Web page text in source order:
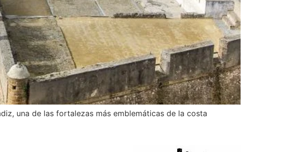
una de las fortalezas más emblemáticas de la costa